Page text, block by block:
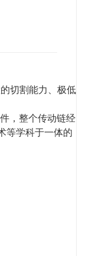
切割能力、极低
，整个传动链经
等学科于一体的